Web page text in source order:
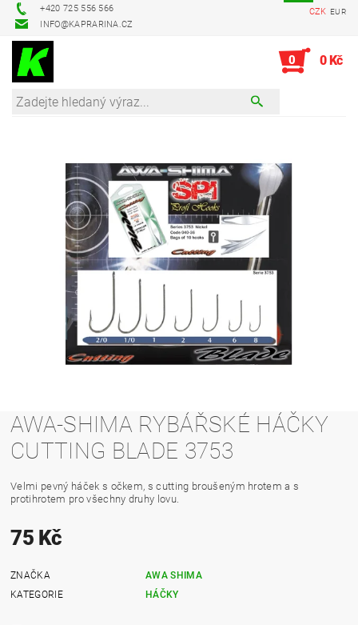
+420 725 556 566
INFO@KAPRARINA.CZ
CZK EUR
0 0 Kč
AWA-SHIMA RYBÁŘSKÉ HÁČKY
CUTTING BLADE 3753
Velmi pevný háček s očkem, s cutting broušeným hrotem a s
protihrotem pro všechny druhy lovu.
75 Kč
ZNAČKA
AWA SHIMA
KATEGORIE
HÁČKY